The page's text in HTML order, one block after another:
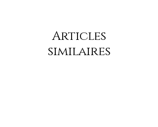
- Livré avec une notice explicative
Le cristal de roche
Articles
similaires